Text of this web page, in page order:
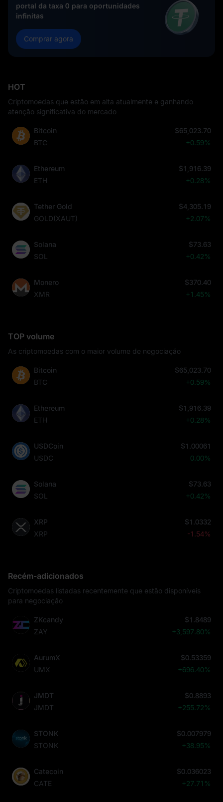
portal da taxa 0 para oportunidades
infinitas
Comprar agora
HOT
Criptomoedas que estão em alta atualmente e ganhando
atenção significativa do mercado
Bitcoin
BTC
$65,023.70
+0.59%
Ethereum
ETH
$1,916.39
+0.28%
Tether Gold
GOLD(XAUT)
$4,305.19
+2.07%
Solana
SOL
$73.63
+0.42%
Monero
XMR
$370.40
+1.45%
TOP volume
As criptomoedas com o maior volume de negociação
Bitcoin
BTC
$65,023.70
+0.59%
Ethereum
ETH
$1,916.39
+0.28%
USDCoin
USDC
$1.00061
0.00%
Solana
SOL
$73.63
+0.42%
XRP
XRP
$1.0332
-1.54%
Recém-adicionados
Criptomoedas listadas recentemente que estão disponíveis
para negociação
ZKcandy
ZAY
$1.8489
+3,597.80%
AurumX
UMX
$0.53359
+696.40%
JMDT
JMDT
$0.8893
+255.72%
STONK
STONK
$0.007979
+38.95%
Catecoin
CATE
$0.036023
+27.71%